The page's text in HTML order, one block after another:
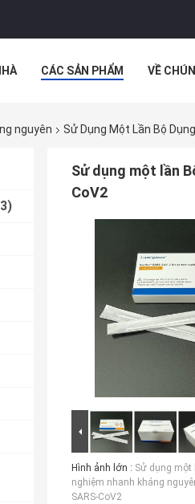
CÁC SẢN PHẨM VỀ
nguyên Sử Dụng Một Lần Bộ
Sử dụng một lần
CoV2
Hình ảnh lớn : Sử dụng một
nghiệm nhanh kháng
SARS-CoV2